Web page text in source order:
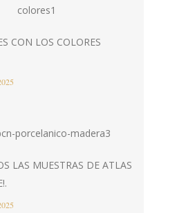
CON LOS COLORES
LAS MUESTRAS DE ATLAS